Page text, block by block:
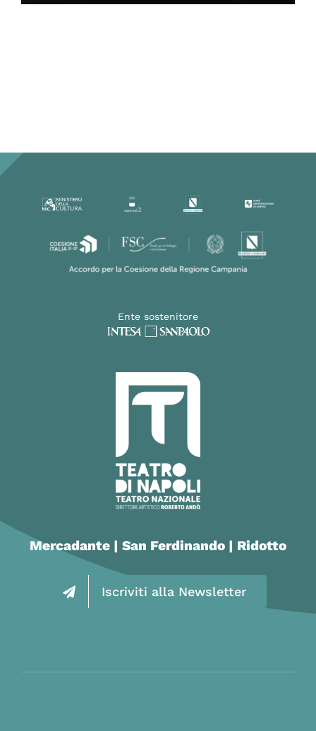
Ente sostenitore
Mercadante | San Ferdinando | Ridotto
Iscriviti alla Newsletter